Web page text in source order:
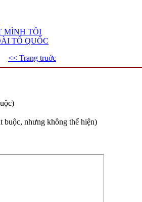
MÌNH TÔI
TỔ QUỐC
<< Trang truớc
buộc, nhưng không thể hiện)